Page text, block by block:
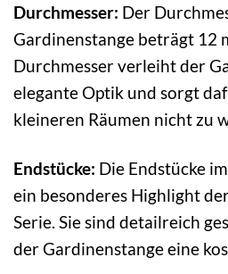
Durchmesser: Der
Gardinenstange beträgt 12
Durchmesser verleiht der
elegante Optik und sorgt
kleineren Räumen nicht zu
Endstücke: Die Endstücke
ein besonderes Highlight
Serie. Sie sind detailreich
der Gardinenstange eine